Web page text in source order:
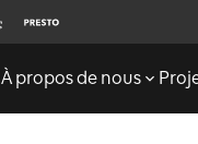
À propos de nous